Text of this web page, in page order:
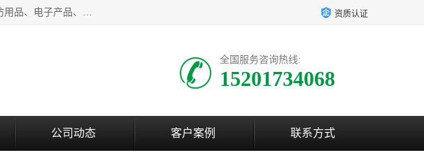
上海青禾贸易有限公司成立于2020年，注册地位于上海市宝山区。经营范围包括：机械设备、五金制品、劳防用品、电子产品、塑胶制品、家具、模具、纺织品、仪器仪表、建筑材料、装饰材料、化工产品、金属制品、机车配件等货物进出口报关、清关服务。 资质认证
全国服务咨询热线:
15201734068
公司动态 客户案例 联系方式